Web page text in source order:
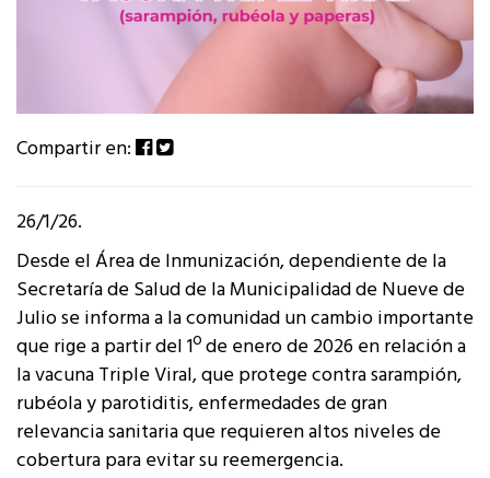
Compartir en:
26/1/26.
Desde el Área de Inmunización, dependiente de la
Secretaría de Salud de la Municipalidad de Nueve de
Julio se informa a la comunidad un cambio importante
que rige a partir del 1º de enero de 2026 en relación a
la vacuna Triple Viral, que protege contra sarampión,
rubéola y parotiditis, enfermedades de gran
relevancia sanitaria que requieren altos niveles de
cobertura para evitar su reemergencia.